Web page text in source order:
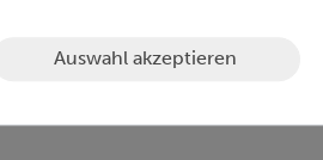
Auswahl akzeptieren